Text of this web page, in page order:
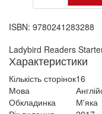
ISBN: 9780241283288
Ladybird Readers
Характеристики
Кількість сторінок16
Мова
Обкладинка
М'яка